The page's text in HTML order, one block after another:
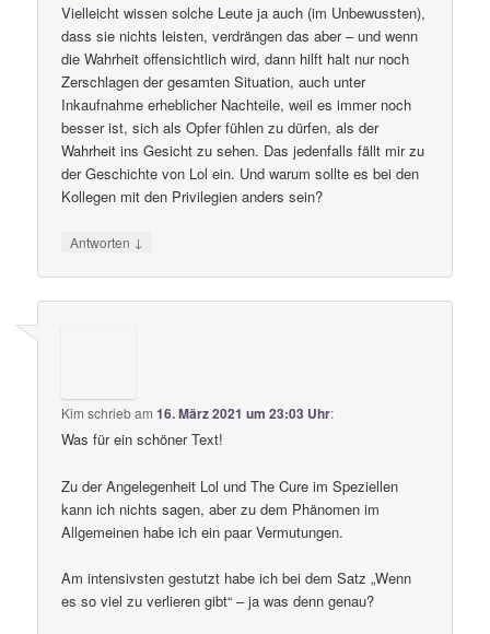
Vielleicht wissen solche Leute ja auch (im Unbewussten),
dass sie nichts leisten, verdrängen das aber – und wenn
die Wahrheit offensichtlich wird, dann hilft halt nur noch
Zerschlagen der gesamten Situation, auch unter
Inkaufnahme erheblicher Nachteile, weil es immer noch
besser ist, sich als Opfer fühlen zu dürfen, als der
Wahrheit ins Gesicht zu sehen. Das jedenfalls fällt mir zu
der Geschichte von Lol ein. Und warum sollte es bei den
Kollegen mit den Privilegien anders sein?
Antworten ↓
Kim schriebam16. März 2021 um 23:03 Uhr:
Was für ein schöner Text!
Zu der Angelegenheit Lol und The Cure im Speziellen
kann ich nichts sagen, aber zu dem Phänomen im
Allgemeinen habe ich ein paar Vermutungen.
Am intensivsten gestutzt habe ich bei dem Satz „Wenn
es so viel zu verlieren gibt“ – ja was denn genau?